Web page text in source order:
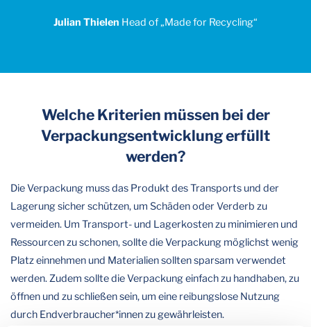
Julian Thielen Head of „Made for Recycling“
Welche Kriterien müssen bei der
Verpackungsentwicklung erfüllt
werden?
Die Verpackung muss das Produkt des Transports und der
Lagerung sicher schützen, um Schäden oder Verderb zu
vermeiden. Um Transport- und Lagerkosten zu minimieren und
Ressourcen zu schonen, sollte die Verpackung möglichst wenig
Platz einnehmen und Materialien sollten sparsam verwendet
werden. Zudem sollte die Verpackung einfach zu handhaben, zu
öffnen und zu schließen sein, um eine reibungslose Nutzung
durch Endverbraucher*innen zu gewährleisten.